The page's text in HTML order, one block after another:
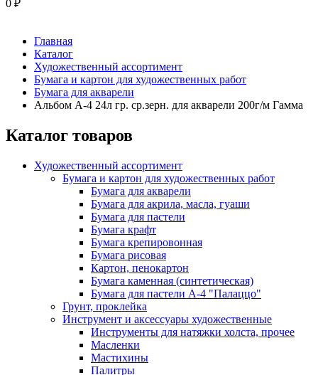
0 ₽
Главная
Каталог
Художественный ассортимент
Бумага и картон для художественных работ
Бумага для акварели
Альбом А-4 24л гр. ср.зерн. для акварели 200г/м Гамма
Каталог товаров
Художественный ассортимент
Бумага и картон для художественных работ
Бумага для акварели
Бумага для акрила, масла, гуаши
Бумага для пастели
Бумага крафт
Бумага крепировонная
Бумага рисовая
Картон, пенокартон
Бумага каменная (синтетическая)
Бумага для пастели А-4 "Палаццо"
Грунт, проклейка
Инструмент и аксессуары художественные
Инструменты для натяжки холста, прочее
Масленки
Мастихины
Палитры